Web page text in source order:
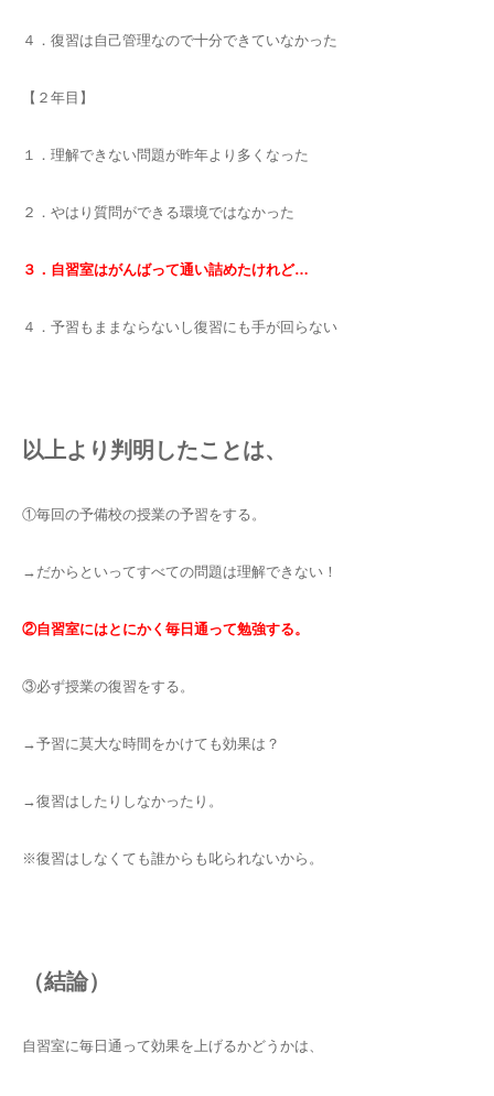
４．復習は自己管理なので十分できていなかった
【２年目】
１．理解できない問題が昨年より多くなった
２．やはり質問ができる環境ではなかった
３．自習室はがんばって通い詰めたけれど…
４．予習もままならないし復習にも手が回らない
以上より判明したことは、
①毎回の予備校の授業の予習をする。
→だからといってすべての問題は理解できない！
②自習室にはとにかく毎日通って勉強する。
③必ず授業の復習をする。
→予習に莫大な時間をかけても効果は？
→復習はしたりしなかったり。
※復習はしなくても誰からも叱られないから。
（結論）
自習室に毎日通って効果を上げるかどうかは、